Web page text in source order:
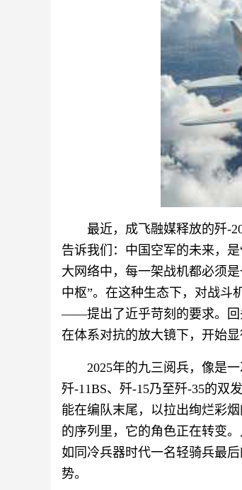
最近，成飞融媒释放的歼-
告诉我们：中国空军的未来，
大网络中，每一架战机都必须
中枢”。在这种生态下，对战
——提出了近乎苛刻的要求。回
在体系对抗的放大镜下，开始显
2025年的九三阅兵，像是
歼-11BS、歼-15乃至歼-35的双
能在编队末尾，以拉出绚烂彩
的序列里，它的角色正在转变
如同冷兵器时代一名轻骑兵最
势。